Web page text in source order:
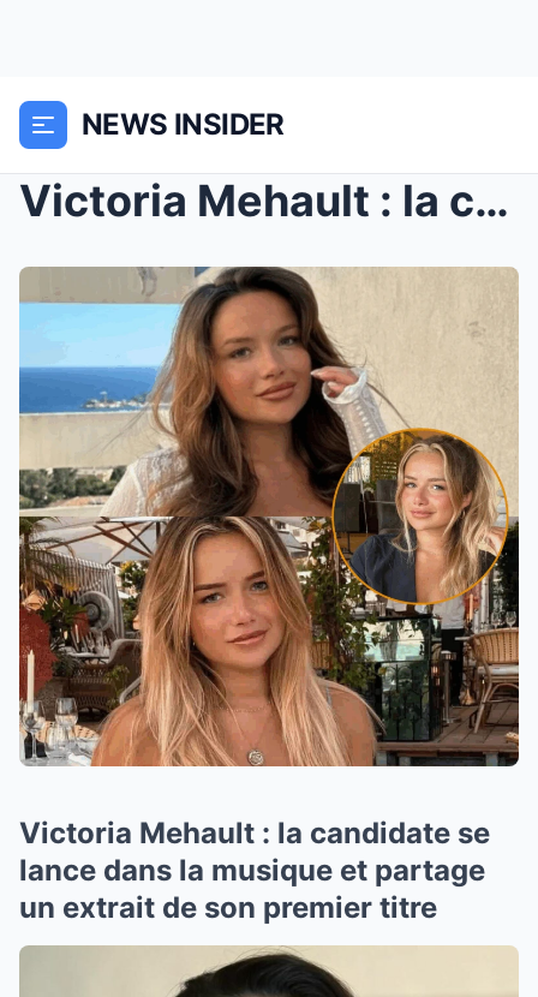
NEWS INSIDER
Victoria Mehault : la candidate se lance dans la m...
Victoria Mehault : la candidate se
lance dans la musique et partage
un extrait de son premier titre